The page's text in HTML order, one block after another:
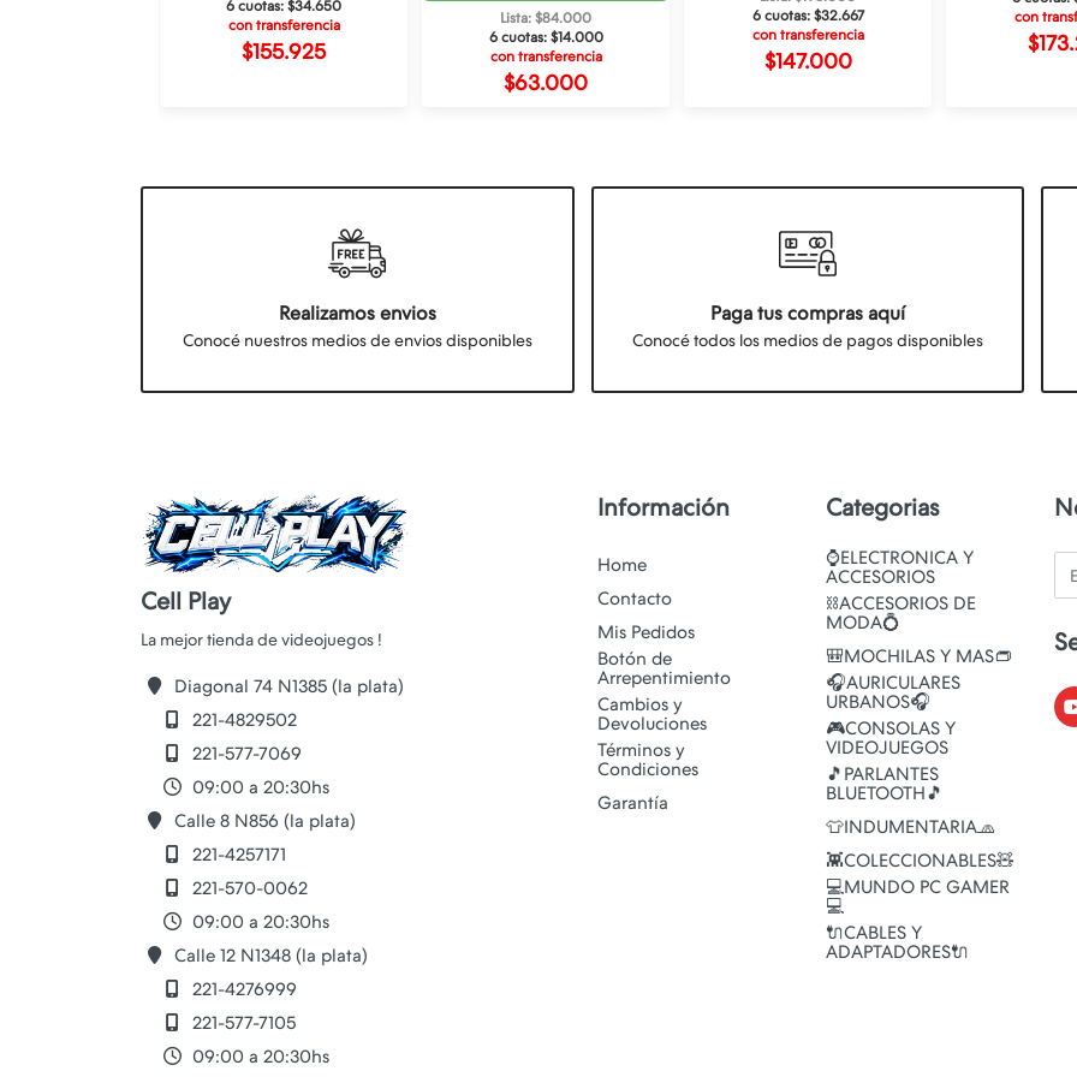
6 cuotas: $34.650
con transferencia
$155.925
Lista: $84.000
6 cuotas: $14.000
con transferencia
$63.000
6 cuotas: $32.667
con transferencia
$147.000
con
Realizamos envios
Conocé nuestros medios de envios disponibles
Paga tus compras aquí
Conocé todos los medios de pagos disponibles
Cell Play
Diagonal 74 N1385 (la plata)
221-4829502
221-577-7069
09:00 a 20:30hs
Calle 8 N856 (la plata)
221-4257171
221-570-0062
09:00 a 20:30hs
Calle 12 N1348 (la plata)
221-4276999
221-577-7105
09:00 a 20:30hs
Información
Home
Contacto
Mis Pedidos
Botón de
Arrepentimiento
Cambios y
Devoluciones
Términos y
Condiciones
Garantía
Categorias
⌚ELECTRONICA Y
ACCESORIOS
⛓️ACCESORIOS DE
MODA💍
🎒MOCHILAS Y MAS👝
🎧AURICULARES
URBANOS🎧
🎮CONSOLAS Y
VIDEOJUEGOS
🎵PARLANTES
BLUETOOTH🎵
👕INDUMENTARIA🧢
👾COLECCIONABLES🧸
💻MUNDO PC GAMER
💻
🔌CABLES Y
ADAPTADORES🔌